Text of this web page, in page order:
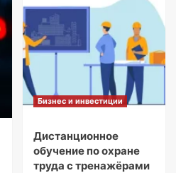
Бизнес и инвестиции
Дистанционное
обучение по охране
труда с тренажёрами